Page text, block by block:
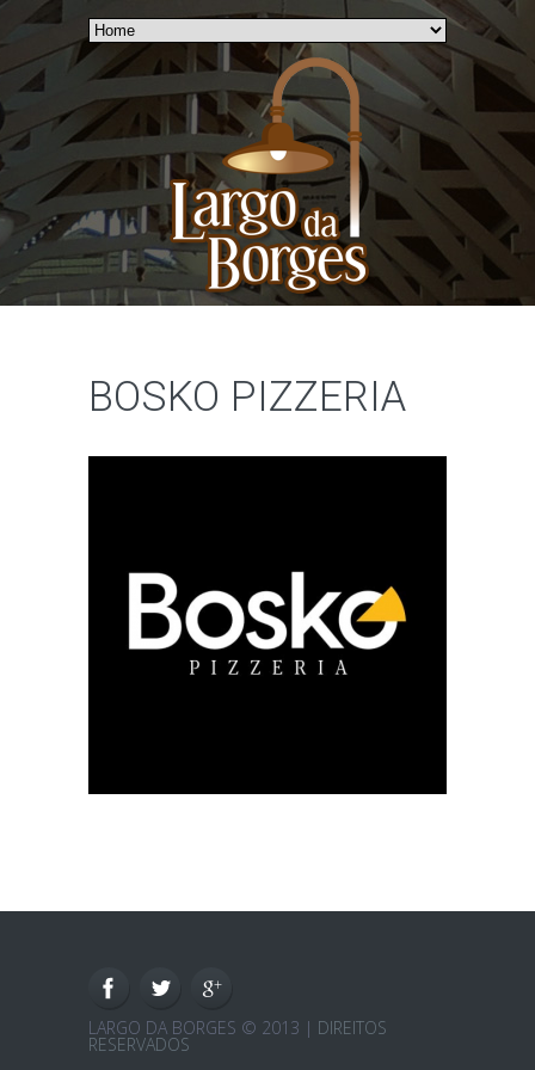
BOSKO PIZZERIA
LARGO DA BORGES © 2013 | DIREITOS
RESERVADOS